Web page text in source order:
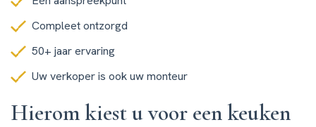
Compleet ontzorgd
50+ jaar ervaring
Uw verkoper is ook uw monteur
Hierom kiest u voor een keuken